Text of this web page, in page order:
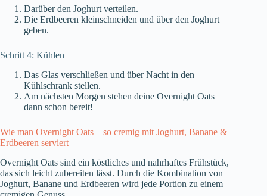
Darüber den Joghurt verteilen.
Die Erdbeeren kleinschneiden und über den Joghurt
geben.
Schritt 4: Kühlen
Das Glas verschließen und über Nacht in den
Kühlschrank stellen.
Am nächsten Morgen stehen deine Overnight Oats
dann schon bereit!
Wie man Overnight Oats – so cremig mit Joghurt, Banane &
Erdbeeren serviert
Overnight Oats sind ein köstliches und nahrhaftes Frühstück,
das sich leicht zubereiten lässt. Durch die Kombination von
Joghurt, Banane und Erdbeeren wird jede Portion zu einem